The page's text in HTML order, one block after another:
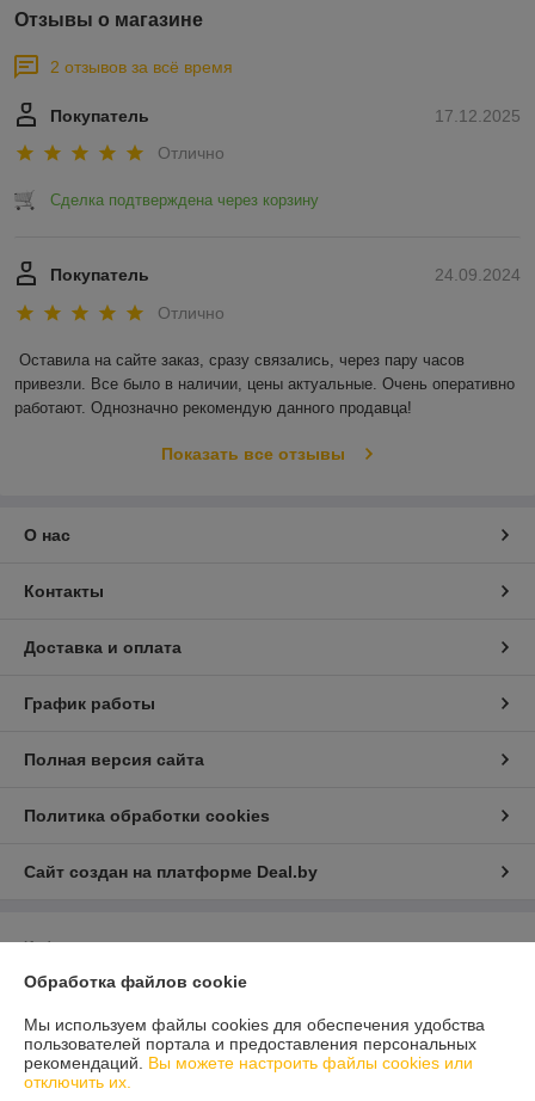
Отзывы о магазине
2 отзывов за всё время
17.12.2025
Покупатель
Отлично
Сделка подтверждена через корзину
24.09.2024
Покупатель
Отлично
Оставила на сайте заказ, сразу связались, через пару часов
привезли. Все было в наличии, цены актуальные. Очень оперативно
работают. Однозначно рекомендую данного продавца!
Показать все отзывы
О нас
Контакты
Доставка и оплата
График работы
Полная версия сайта
Политика обработки cookies
Сайт создан на платформе Deal.by
Информация для покупателя
Юридическое лицо:Общество с ограниченой ответственностью
г.Минск ул.Семёнова д.35. каб.9
Регистрационный номер ЕГР: 193717200
Обработка файлов cookie
Мы используем файлы cookies для обеспечения удобства
пользователей портала и предоставления персональных
рекомендаций. Вы можете настроить файлы cookies или
отключить их.